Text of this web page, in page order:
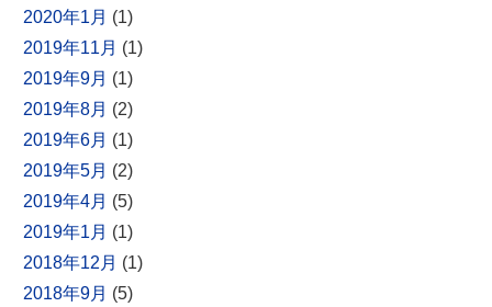
2020年1月 (1)
2019年11月 (1)
2019年9月 (1)
2019年8月 (2)
2019年6月 (1)
2019年5月 (2)
2019年4月 (5)
2019年1月 (1)
2018年12月 (1)
2018年9月 (5)